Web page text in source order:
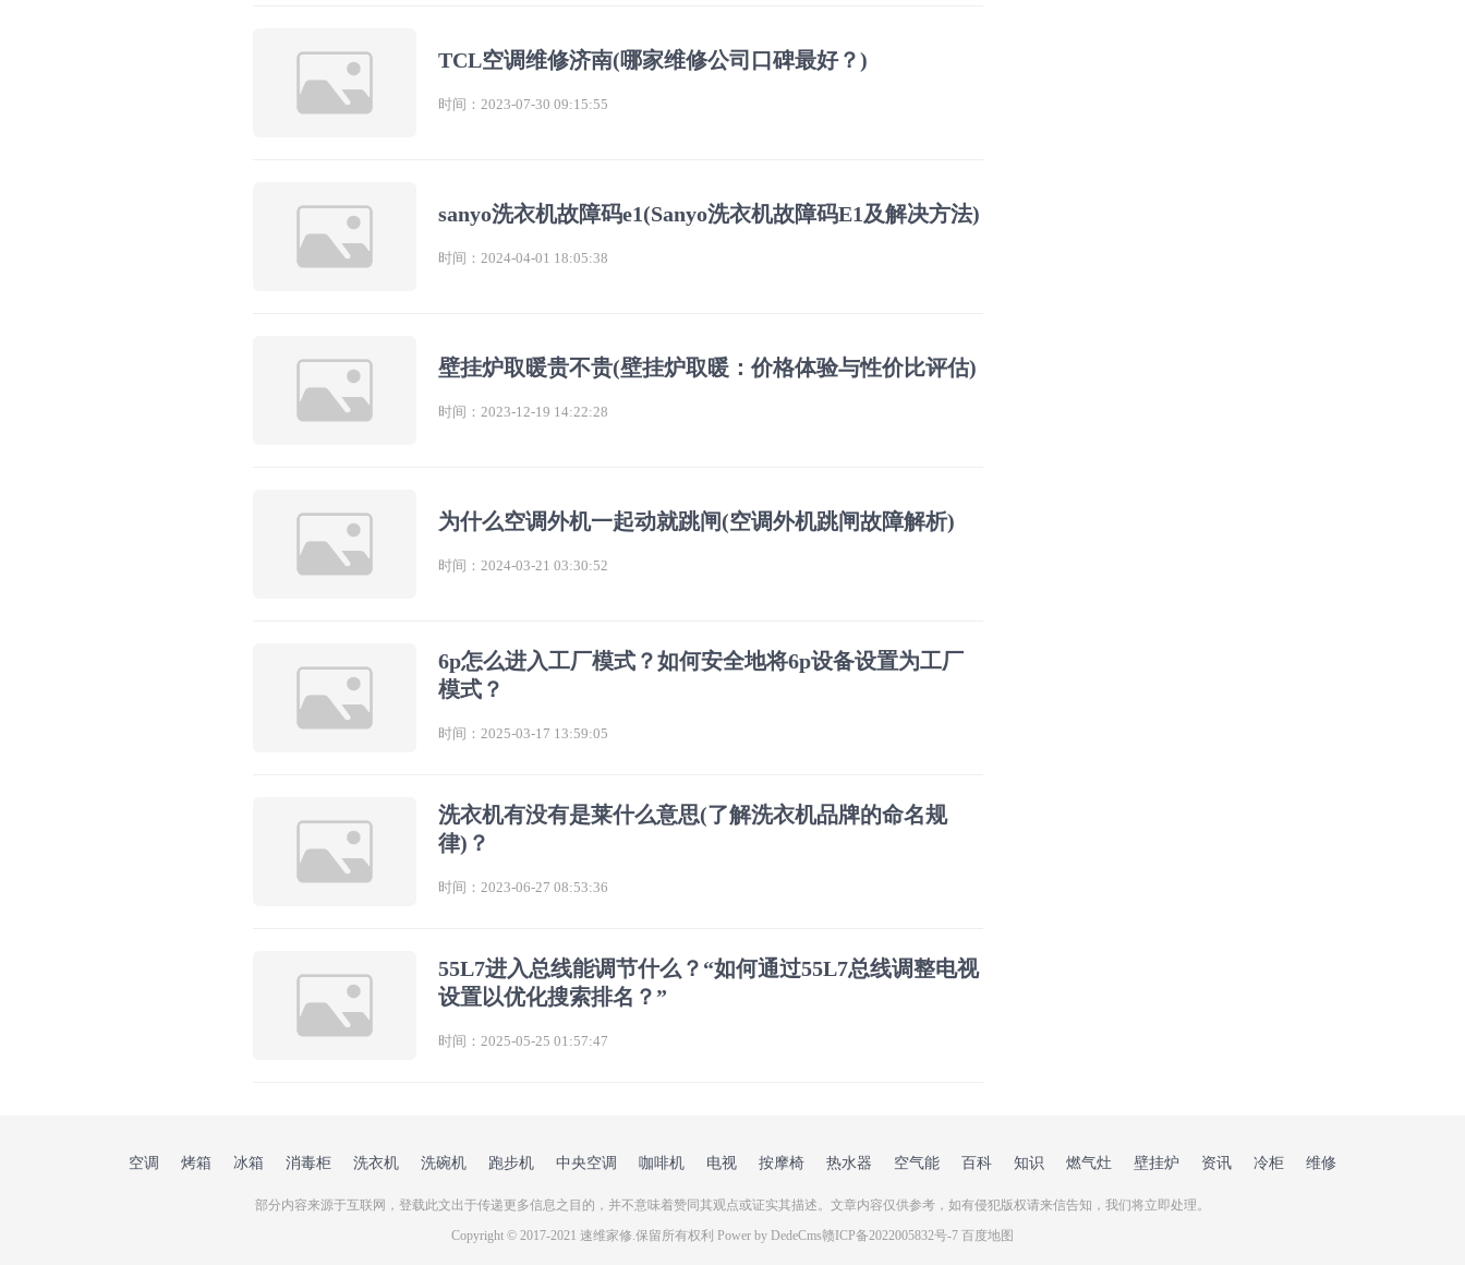
TCL空调维修济南(哪家维修公司口碑最好？)
时间：2023-07-30 09:15:55
sanyo洗衣机故障码e1(Sanyo洗衣机故障码E1及解决方法)
时间：2024-04-01 18:05:38
壁挂炉取暖贵不贵(壁挂炉取暖：价格体验与性价比评估)
时间：2023-12-19 14:22:28
为什么空调外机一起动就跳闸(空调外机跳闸故障解析)
时间：2024-03-21 03:30:52
6p怎么进入工厂模式？如何安全地将6p设备设置为工厂
模式？
时间：2025-03-17 13:59:05
洗衣机有没有是莱什么意思(了解洗衣机品牌的命名规
律)？
时间：2023-06-27 08:53:36
55L7进入总线能调节什么？“如何通过55L7总线调整电视
设置以优化搜索排名？”
时间：2025-05-25 01:57:47
空调 烤箱 冰箱 消毒柜 洗衣机 洗碗机 跑步机 中央空调 咖啡机 电视 按摩椅 热水器 空气能 百科 知识 燃气灶 壁挂炉 资讯 冷柜 维修
部分内容来源于互联网，登载此文出于传递更多信息之目的，并不意味着赞同其观点或证实其描述。文章内容仅供参考，如有侵犯版权请来信告知，我们将立即处理。
Copyright © 2017-2021 速维家修.保留所有权利 Power by DedeCms赣ICP备2022005832号-7 百度地图